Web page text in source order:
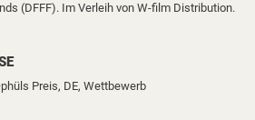
(DFFF). Im Verleih von W-film Distribution.
Preis, DE, Wettbewerb